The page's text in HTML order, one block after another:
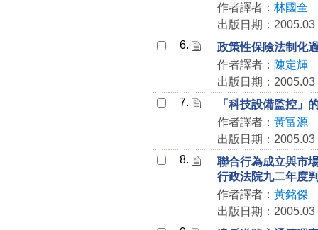
作者譯者： 林國全
出版日期：2005.03
6.
政策性保險法制化
作者譯者： 陳定輝
出版日期：2005.03
7.
「科技設備監控」
作者譯者： 黃富源
出版日期：2005.03
8.
聯合行為成立與市
行政法院九二年度
作者譯者： 黃銘傑
出版日期：2005.03